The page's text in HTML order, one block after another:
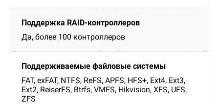
Да, более 100 контроллеров
FAT, exFAT, NTFS, ReFS, APFS, HFS+, Ext4, Ext3,
Ext2, ReiserFS, Btrfs, VMFS, Hikvision, XFS, UFS,
ZFS